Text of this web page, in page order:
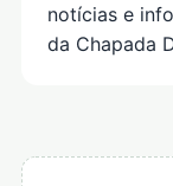
notícias e
da Chapada